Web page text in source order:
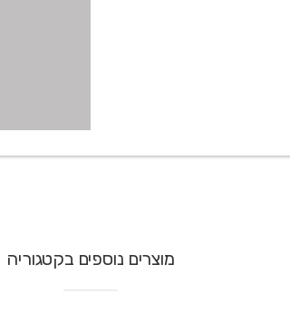
מוצרים נוספים בקטגוריה